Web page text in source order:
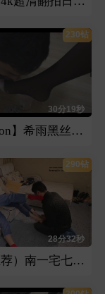
230钻
30分19秒
【婉慈Icon】希雨黑丝花式喂食羞辱
290钻
28分32秒
（强烈推荐）南一宅七棉袜裸足虐脸